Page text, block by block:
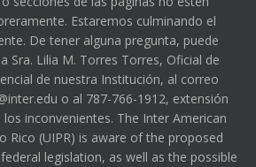
Estaremos culminando el
De tener alguna pregunta, puede
Sra. Lilia M. Torres Torres, Oficial de
de nuestra Institución, al correo
o al 787-766-1912, extensión
inconvenientes. The Inter American
Rico (UIPR) is aware of the proposed
legislation, as well as the possible